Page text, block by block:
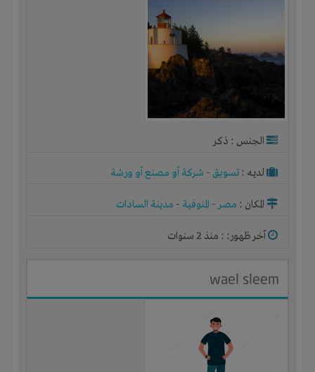
الجنس : ذكر
لديـه : تسويق - شركة أو مصنع أو ورشة
المكان : مصر- المنوفية - مدينة السادات
آخر ظهور: : منذ 2 سنوات
wael sleem